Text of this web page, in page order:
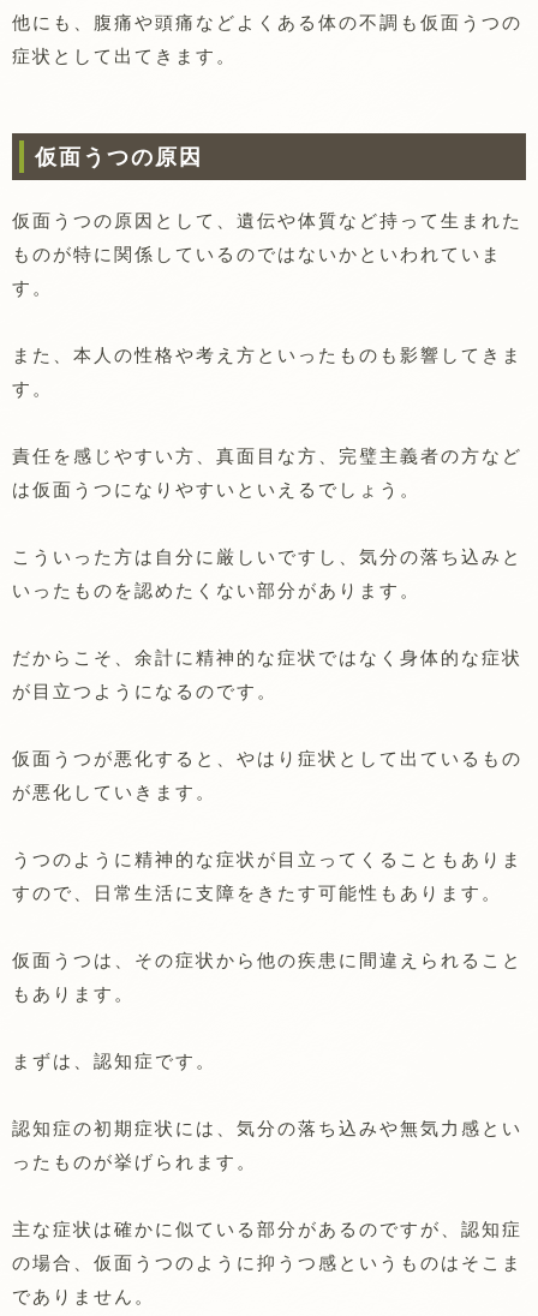
他にも、腹痛や頭痛などよくある体の不調も仮面うつの
症状として出てきます。
仮面うつの原因
仮面うつの原因として、遺伝や体質など持って生まれた
ものが特に関係しているのではないかといわれていま
す。
また、本人の性格や考え方といったものも影響してきま
す。
責任を感じやすい方、真面目な方、完璧主義者の方など
は仮面うつになりやすいといえるでしょう。
こういった方は自分に厳しいですし、気分の落ち込みと
いったものを認めたくない部分があります。
だからこそ、余計に精神的な症状ではなく身体的な症状
が目立つようになるのです。
仮面うつが悪化すると、やはり症状として出ているもの
が悪化していきます。
うつのように精神的な症状が目立ってくることもありま
すので、日常生活に支障をきたす可能性もあります。
仮面うつは、その症状から他の疾患に間違えられること
もあります。
まずは、認知症です。
認知症の初期症状には、気分の落ち込みや無気力感とい
ったものが挙げられます。
主な症状は確かに似ている部分があるのですが、認知症
の場合、仮面うつのように抑うつ感というものはそこま
でありません。